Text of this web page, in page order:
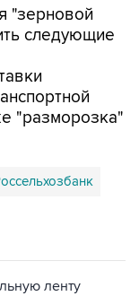
"зерновой
следующие
"разморозка"
ленту